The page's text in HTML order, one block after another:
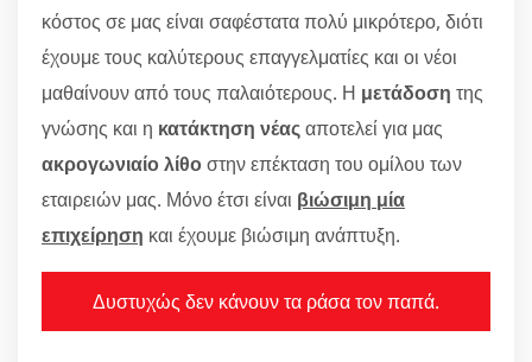
κόστος σε μας είναι σαφέστατα πολύ μικρότερο, διότι
έχουμε τους καλύτερους επαγγελματίες και οι νέοι
μαθαίνουν από τους παλαιότερους. Η μετάδοση της
γνώσης και η κατάκτηση νέαςαποτελεί για μας
ακρογωνιαίο λίθοστην επέκταση του ομίλου των
εταιρειών μας. Μόνο έτσι είναι βιώσιμη μία
επιχείρηση και έχουμε βιώσιμη ανάπτυξη.
Δυστυχώς δεν κάνουν τα ράσα τον παπά.